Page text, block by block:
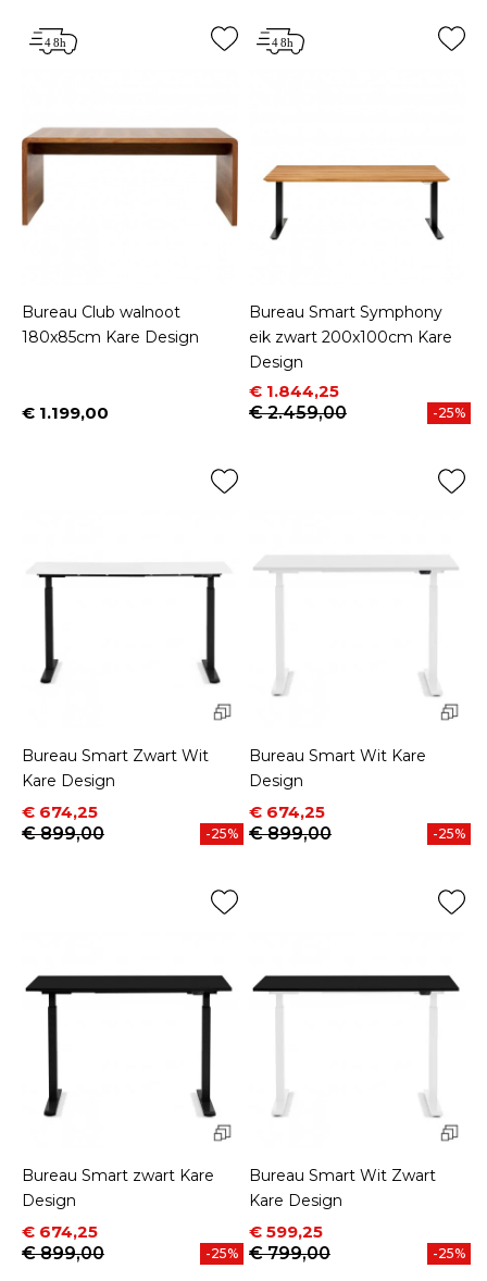
Bureau Club walnoot
180x85cm Kare Design
Prijs
€ 1.199,00
Bureau Smart Symphony
eik zwart 200x100cm Kare
Design
Prijs
€ 1.844,25
Normale prijs
€ 2.459,00
-25%
Bureau Smart Zwart Wit
Kare Design
Prijs
€ 674,25
Normale prijs
€ 899,00
-25%
Bureau Smart Wit Kare
Design
Prijs
€ 674,25
Normale prijs
€ 899,00
-25%
Bureau Smart zwart Kare
Design
Prijs
€ 674,25
Normale prijs
€ 899,00
-25%
Bureau Smart Wit Zwart
Kare Design
Prijs
€ 599,25
Normale prijs
€ 799,00
-25%